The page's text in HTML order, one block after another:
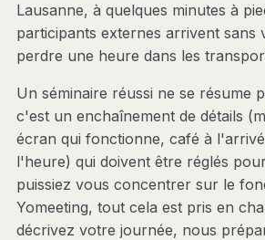
Lausanne, à quelques minutes à
participants externes arrivent sans
perdre une heure dans les
Un séminaire réussi ne se résume
c'est un enchaînement de détails
écran qui fonctionne, café à
l'heure) qui doivent être réglés
puissiez vous concentrer sur le
Yomeeting, tout cela est pris en
décrivez votre journée, nous